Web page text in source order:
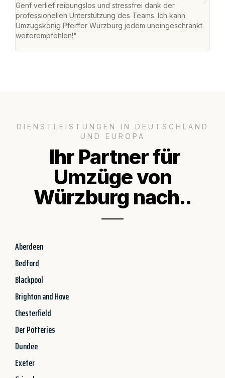
Genf verlief reibungslos und stressfrei dank der
professionellen Unterstützung des Teams. Ich kann
Umzugskönig Pfeiffer Würzburg jedem uneingeschränkt
weiterempfehlen!"
DIENSTLEISTUNGEN IN DEUTSCHLAND
UND EUROPA
Ihr Partner für
Umzüge von
Würzburg nach..
Aberdeen
Bedford
Blackpool
Brighton and Hove
Chesterfield
Der Potteries
Dundee
Exeter